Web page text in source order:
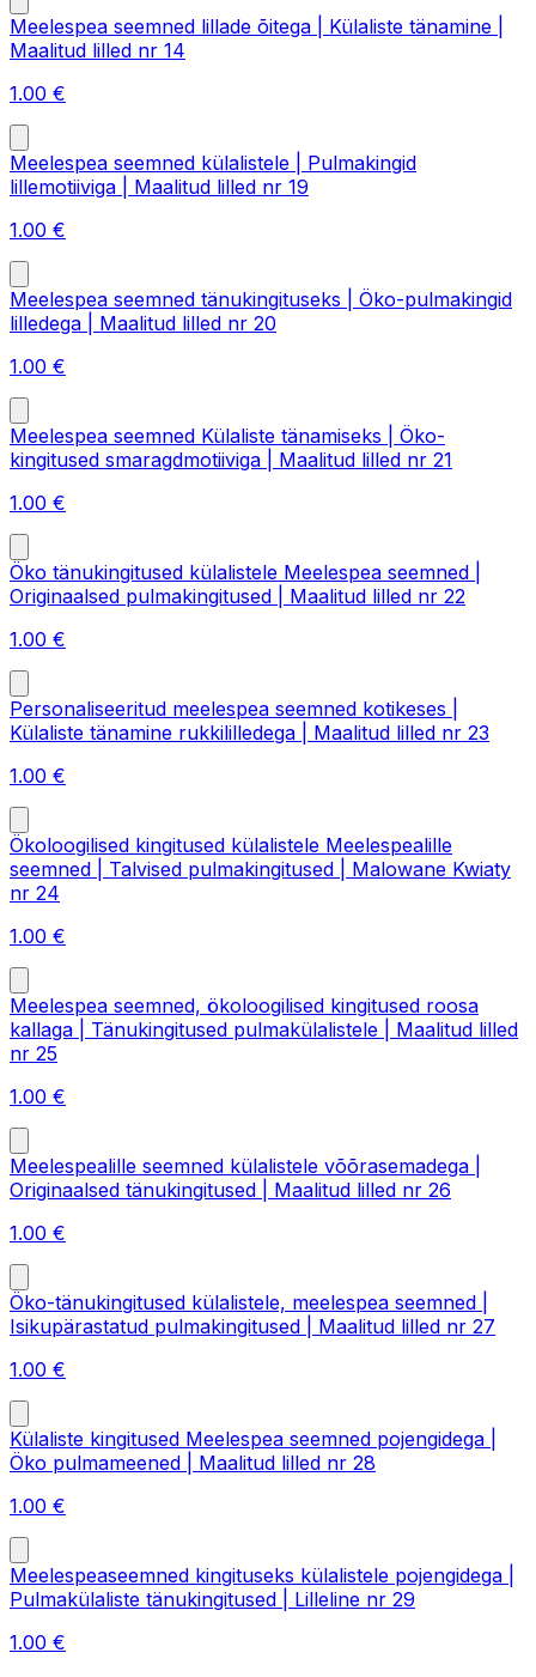
Meelespea seemned lillade õitega | Külaliste tänamine |
Maalitud lilled nr 14
1.00 €
Meelespea seemned külalistele | Pulmakingid
lillemotiiviga | Maalitud lilled nr 19
1.00 €
Meelespea seemned tänukingituseks | Öko-pulmakingid
lilledega | Maalitud lilled nr 20
1.00 €
Meelespea seemned Külaliste tänamiseks | Öko-
kingitused smaragdmotiiviga | Maalitud lilled nr 21
1.00 €
Öko tänukingitused külalistele Meelespea seemned |
Originaalsed pulmakingitused | Maalitud lilled nr 22
1.00 €
Personaliseeritud meelespea seemned kotikeses |
Külaliste tänamine rukkililledega | Maalitud lilled nr 23
1.00 €
Ökoloogilised kingitused külalistele Meelespealille
seemned | Talvised pulmakingitused | Malowane Kwiaty
nr 24
1.00 €
Meelespea seemned, ökoloogilised kingitused roosa
kallaga | Tänukingitused pulmakülalistele | Maalitud lilled
nr 25
1.00 €
Meelespealille seemned külalistele võõrasemadega |
Originaalsed tänukingitused | Maalitud lilled nr 26
1.00 €
Öko-tänukingitused külalistele, meelespea seemned |
Isikupärastatud pulmakingitused | Maalitud lilled nr 27
1.00 €
Külaliste kingitused Meelespea seemned pojengidega |
Öko pulmameened | Maalitud lilled nr 28
1.00 €
Meelespeaseemned kingituseks külalistele pojengidega |
Pulmakülaliste tänukingitused | Lilleline nr 29
1.00 €